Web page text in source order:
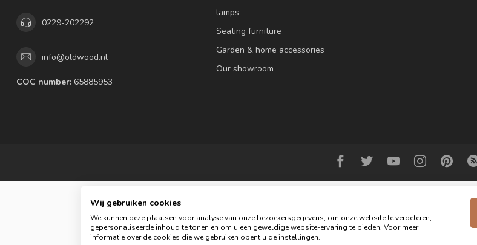
0229-202292
info@oldwood.nl
COC number: 65885953
lamps
Seating furniture
Garden & home accessories
Our showroom
© Copyright 2026 Oldwood - the furniture store - Powered by
Wij gebruiken cookies
We kunnen deze plaatsen voor analyse van onze bezoekersgegevens, om onze website te verbeteren,
gepersonaliseerde inhoud te tonen en om u een geweldige website-ervaring te bieden. Voor meer
informatie over de cookies die we gebruiken opent u de instellingen.